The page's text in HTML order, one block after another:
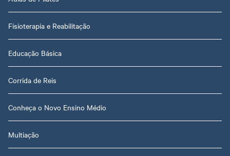
Fisioterapia e Reabilitação
Educação Básica
Corrida de Reis
Conheça o Novo Ensino Médio
Multiação